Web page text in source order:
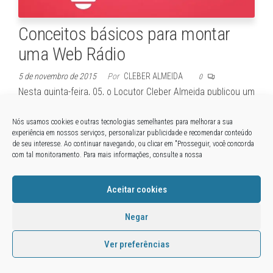
Nós usamos cookies e outras tecnologias semelhantes para melhorar a sua
experiência em nossos serviços, personalizar publicidade e recomendar conteúdo
de seu interesse. Ao continuar navegando, ou clicar em "Prosseguir, você concorda
com tal monitoramento. Para mais informações, consulte a nossa
Aceitar cookies
Negar
Ver preferências
Conceitos básicos para montar
uma Web Rádio
5 de novembro de 2015 Por CLEBER ALMEIDA 0
Nesta quinta-feira, 05, o Locutor Cleber Almeida publicou um
uma web rádio. O vídeo nasceu para dar complemento a um
antigo vídeo (Clique aqui) publicado por ele que fala do
mesmo assunto, porém, com muitas lacunas…
Shopper